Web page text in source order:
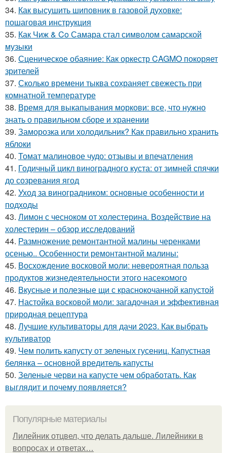
34. Как высушить шиповник в газовой духовке:
пошаговая инструкция
35. Как Чиж & Co Самара стал символом самарской
музыки
36. Сценическое обаяние: Как оркестр CAGMO покоряет
зрителей
37. Сколько времени тыква сохраняет свежесть при
комнатной температуре
38. Время для выкапывания моркови: все, что нужно
знать о правильном сборе и хранении
39. Заморозка или холодильник? Как правильно хранить
яблоки
40. Томат малиновое чудо: отзывы и впечатления
41. Годичный цикл виноградного куста: от зимней спячки
до созревания ягод
42. Уход за виноградником: основные особенности и
подходы
43. Лимон с чесноком от холестерина. Воздействие на
холестерин – обзор исследований
44. Размножение ремонтантной малины черенками
осенью.. Особенности ремонтантной малины:
45. Восхождение восковой моли: невероятная польза
продуктов жизнедеятельности этого насекомого
46. Вкусные и полезные щи с краснокочанной капустой
47. Настойка восковой моли: загадочная и эффективная
природная рецептура
48. Лучшие культиваторы для дачи 2023. Как выбрать
культиватор
49. Чем полить капусту от зеленых гусениц. Капустная
белянка – основной вредитель капусты
50. Зеленые черви на капусте чем обработать. Как
выглядит и почему появляется?
Популярные материалы
Лилейник отцвел, что делать дальше. Лилейники в
вопросах и ответах…